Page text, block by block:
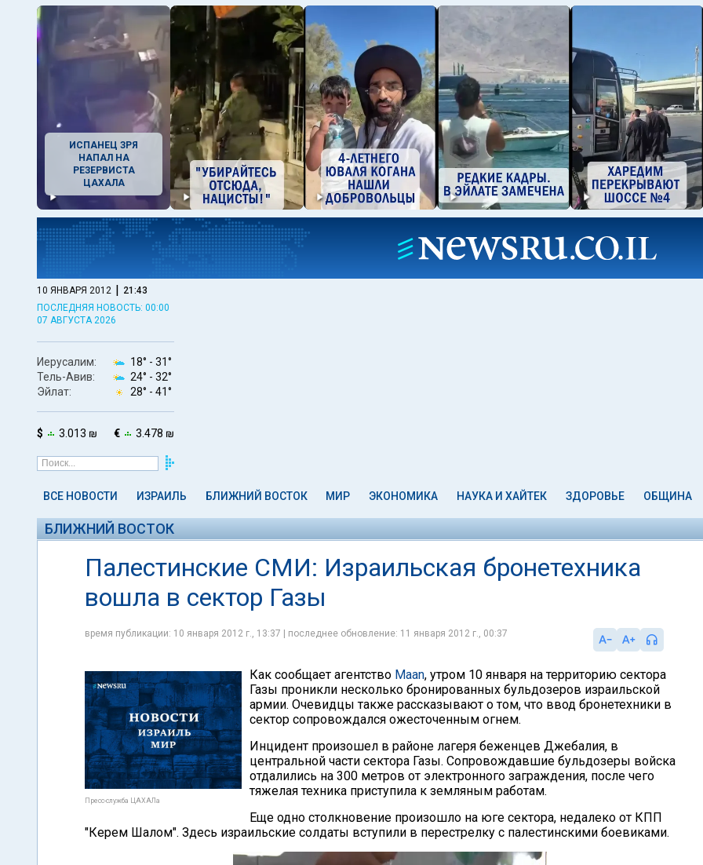
ИСПАНЕЦ ЗРЯ
НАПАЛ НА
РЕЗЕРВИСТА
ЦАХАЛА
10 ЯНВАРЯ 2012 | 21:43
ПОСЛЕДНЯЯ НОВОСТЬ: 00:00
07 АВГУСТА 2026
Иерусалим: 18° - 31°
Тель-Авив:
24° - 32°
Эйлат:
28° - 41°
$ 3.013 ₪ € 3.478 ₪
ВСЕ НОВОСТИ ИЗРАИЛЬ БЛИЖНИЙ ВОСТОК МИР ЭКОНОМИКА НАУКА И ХАЙТЕК ЗДОРОВЬЕ ОБЩИНА
БЛИЖНИЙ ВОСТОК
Палестинские СМИ: Израильская бронетехника
вошла в сектор Газы
время публикации: 10 января 2012 г., 13:37 | последнее обновление: 11 января 2012 г., 00:37
Пресс-служба ЦАХАЛа
Как сообщает агентство Maan, утром 10 января на территорию сектора
Газы проникли несколько бронированных бульдозеров израильской
армии. Очевидцы также рассказывают о том, что ввод бронетехники в
сектор сопровождался ожесточенным огнем.
Инцидент произошел в районе лагеря беженцев Джебалия, в
центральной части сектора Газы. Сопровождавшие бульдозеры войска
отдалились на 300 метров от электронного заграждения, после чего
тяжелая техника приступила к земляным работам.
Еще одно столкновение произошло на юге сектора, недалеко от КПП
"Керем Шалом". Здесь израильские солдаты вступили в перестрелку с палестинскими боевиками.